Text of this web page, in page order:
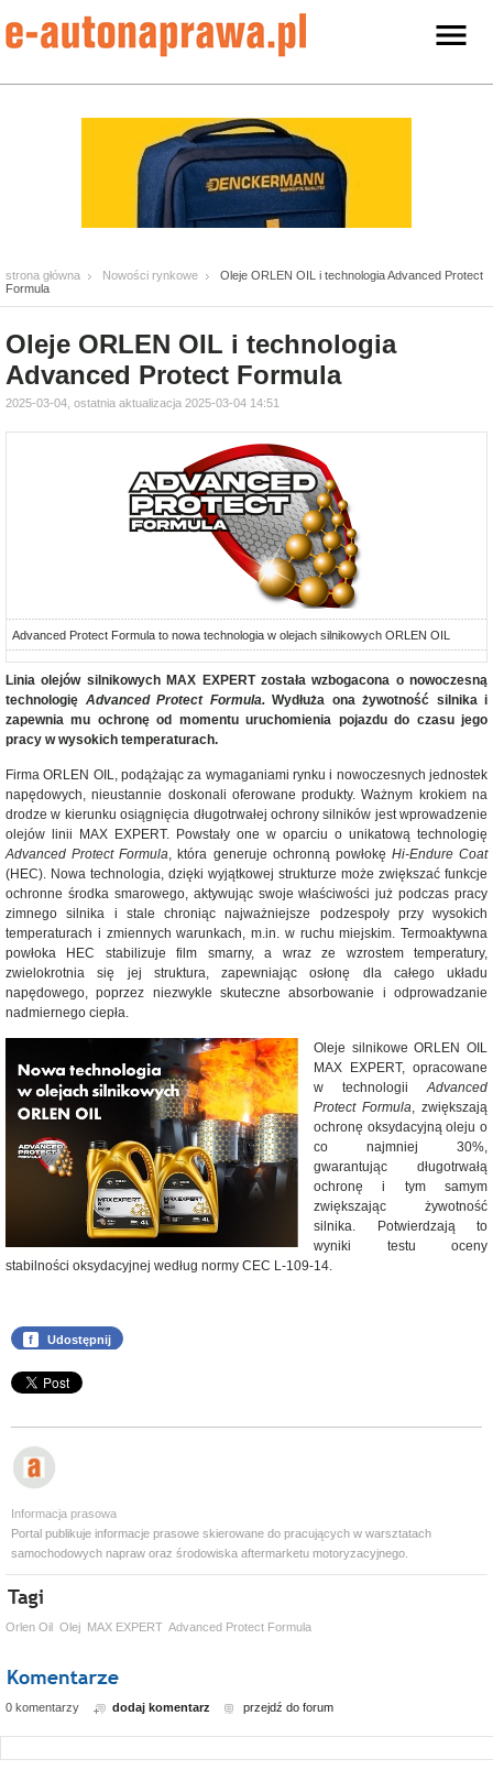
strona główna Nowości rynkowe
Oleje ORLEN OIL i technologia Advanced Protect
Formula
Oleje ORLEN OIL i technologia
Advanced Protect Formula
2025-03-04, ostatnia aktualizacja 2025-03-04 14:51
Advanced Protect Formula to nowa technologia w olejach silnikowych ORLEN OIL
Linia olejów silnikowych MAX EXPERT została wzbogacona o nowoczesną
technologię Advanced Protect Formula. Wydłuża ona żywotność silnika i
zapewnia mu ochronę od momentu uruchomienia pojazdu do czasu jego
pracy w wysokich temperaturach.
Firma ORLEN OIL, podążając za wymaganiami rynku i nowoczesnych jednostek
napędowych, nieustannie doskonali oferowane produkty. Ważnym krokiem na
drodze w kierunku osiągnięcia długotrwałej ochrony silników jest wprowadzenie
olejów linii MAX EXPERT. Powstały one w oparciu o unikatową technologię
Advanced Protect Formula, która generuje ochronną powłokę Hi-Endure Coat
(HEC). Nowa technologia, dzięki wyjątkowej strukturze może zwiększać funkcje
ochronne środka smarowego, aktywując swoje właściwości już podczas pracy
zimnego silnika i stale chroniąc najważniejsze podzespoły przy wysokich
temperaturach i zmiennych warunkach, m.in. w ruchu miejskim. Termoaktywna
powłoka HEC stabilizuje film smarny, a wraz ze wzrostem temperatury,
zwielokrotnia się jej struktura, zapewniając osłonę dla całego układu
napędowego, poprzez niezwykle skuteczne absorbowanie i odprowadzanie
nadmiernego ciepła.
Oleje silnikowe ORLEN OIL
MAX EXPERT, opracowane
w technologiiAdvanced
Protect Formula, zwiększają
ochronę oksydacyjną oleju o
co najmniej 30%,
gwarantując długotrwałą
ochronę i tym samym
zwiększając żywotność
silnika. Potwierdzają to
wyniki testu oceny
stabilności oksydacyjnej według normy CEC L-109-14.
f Udostępnij
Informacja prasowa
Portal publikuje informacje prasowe skierowane do pracujących w warsztatach
samochodowych napraw oraz środowiska aftermarketu motoryzacyjnego.
Orlen Oil Olej MAX EXPERT Advanced Protect Formula
0 komentarzy dodaj komentarz przejdź do forum